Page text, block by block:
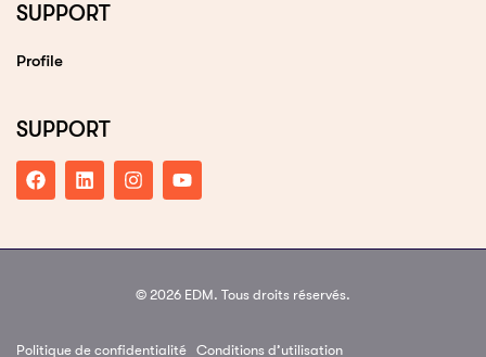
SUPPORT
Profile
SUPPORT
© 2026 EDM. Tous droits réservés.
Politique de confidentialité Conditions d’utilisation